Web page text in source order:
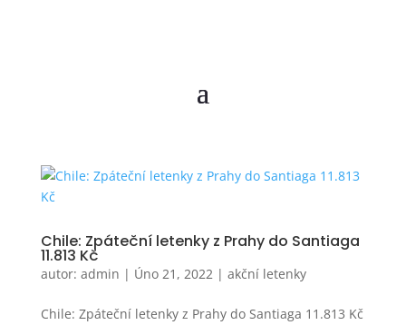
Chile: Zpáteční letenky z Prahy do Santiaga
11.813 Kč
autor: admin | Úno 21, 2022| akční letenky
Chile: Zpáteční letenky z Prahy do Santiaga 11.813 Kč